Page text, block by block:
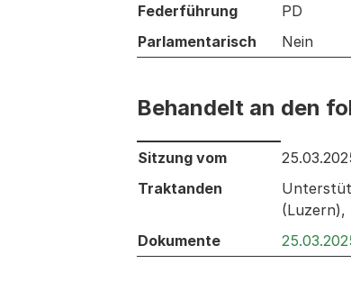
Federführung
PD
Parlamentarisch
Nein
Behandelt an den
Behandelt an den folgenden
Sitzung vom
Traktanden
(Luzern),
Dokumente